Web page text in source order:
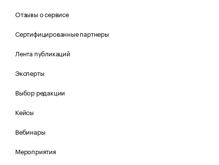
Отзывы о сервисе
Сертифицированные партнеры
Лента публикаций
Эксперты
Выбор редакции
Кейсы
Вебинары
Мероприятия